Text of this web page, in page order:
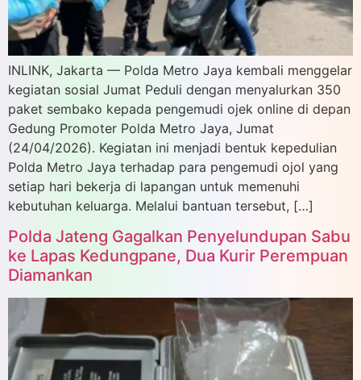
INLINK, Jakarta — Polda Metro Jaya kembali menggelar
kegiatan sosial Jumat Peduli dengan menyalurkan 350
paket sembako kepada pengemudi ojek online di depan
Gedung Promoter Polda Metro Jaya, Jumat
(24/04/2026). Kegiatan ini menjadi bentuk kepedulian
Polda Metro Jaya terhadap para pengemudi ojol yang
setiap hari bekerja di lapangan untuk memenuhi
kebutuhan keluarga. Melalui bantuan tersebut, […]
Polda Jateng Gagalkan Penyelundupan Sabu
ke Lapas Kedungpane, Dua Kurir Perempuan
Diamankan